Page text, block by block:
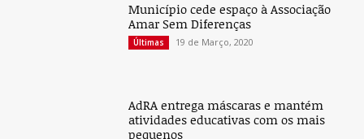
Município cede espaço à Associação
Amar Sem Diferenças
Últimas 19 de Março, 2020
AdRA entrega máscaras e mantém
atividades educativas com os mais
pequenos